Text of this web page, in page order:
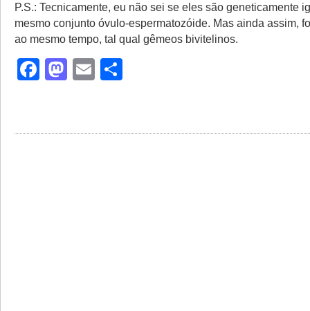
P.S.: Tecnicamente, eu não sei se eles são geneticamente
mesmo conjunto óvulo-espermatozóide. Mas ainda assim,
ao mesmo tempo, tal qual gêmeos bivitelinos.
Facebook
Mastodon
Email